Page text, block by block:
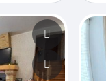
8 (861) 297-
Ежедневно с 08:30